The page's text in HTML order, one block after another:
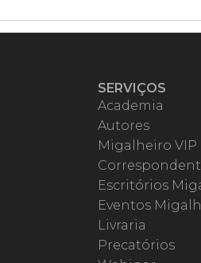
SERVIÇOS
Academia
Autores
Migalheiro VIP
Escritórios
Eventos
Livraria
Precatórios